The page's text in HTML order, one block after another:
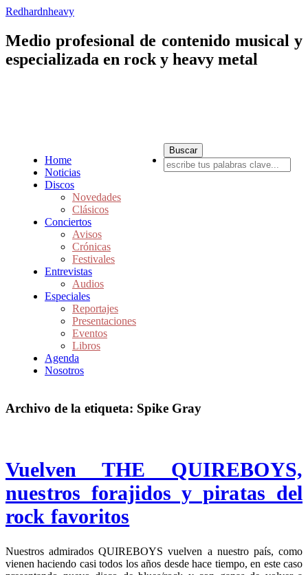
Redhardnheavy
Medio profesional de contenido musical y
especializada en rock y heavy metal
Home
Noticias
Discos
Novedades
Clásicos
Conciertos
Avisos
Crónicas
Festivales
Entrevistas
Audios
Especiales
Reportajes
Presentaciones
Eventos
Libros
Agenda
Nosotros
Archivo de la etiqueta: Spike Gray
Vuelven THE QUIREBOYS,
nuestros forajidos y piratas del
rock favoritos
Nuestros admirados QUIREBOYS vuelven a nuestro país, como
vienen haciendo casi todos los años desde hace tiempo, en este caso